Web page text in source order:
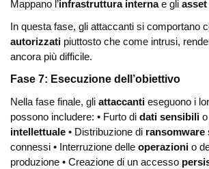
Mappano l’infrastruttura internae gli
In questa fase, gli attaccanti si comportano
autorizzati piuttosto che come intrusi,
ancora più difficile.
Fase 7: Esecuzione dell’obiettivo
Nella fase finale, gli attaccanti eseguono i
possono includere: • Furto di dati sensibili o
intellettuale • Distribuzione di ransomware
connessi • Interruzione delle operazioni o
produzione • Creazione di un accesso